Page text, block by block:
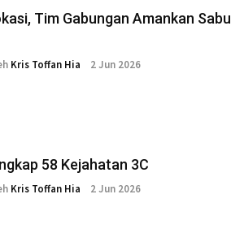
Tim Gabungan Amankan Sabu
Kris Toffan Hia 2 Jun 2026
58 Kejahatan 3C
Kris Toffan Hia 2 Jun 2026